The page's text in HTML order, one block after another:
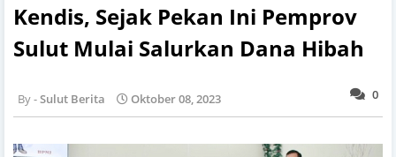
Kendis, Sejak Pekan Ini Pemprov
Sulut Mulai Salurkan Dana Hibah
0
Sulut Berita Oktober 08, 2023